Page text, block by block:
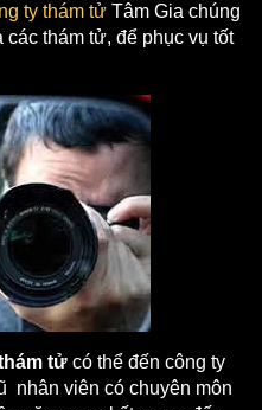
ty thám tử Tâm Gia chúng
thám tử, để phục vụ tốt
tử có thể đến công ty
nhân viên có chuyên môn